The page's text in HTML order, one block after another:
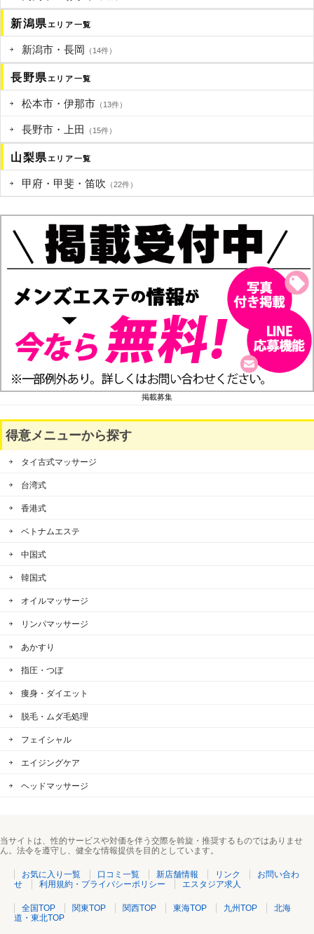
新潟県エリア一覧
新潟市・長岡 （14件）
長野県エリア一覧
松本市・伊那市 （13件）
長野市・上田 （15件）
山梨県エリア一覧
甲府・甲斐・笛吹 （22件）
掲載募集
得意メニューから探す
タイ古式マッサージ
台湾式
香港式
ベトナムエステ
中国式
韓国式
オイルマッサージ
リンパマッサージ
あかすり
指圧・つぼ
痩身・ダイエット
脱毛・ムダ毛処理
フェイシャル
エイジングケア
ヘッドマッサージ
当サイトは、性的サービスや対価を伴う交際を斡旋・推奨するものではありませ
ん。法令を遵守し、健全な情報提供を目的としています。
お気に入り一覧 口コミ一覧 新店舗情報 リンク
お問い合わ
せ
利用規約・プライバシーポリシー エスタジア求人
全国TOP 関東TOP 関西TOP 東海TOP 九州TOP
北海
道・東北TOP